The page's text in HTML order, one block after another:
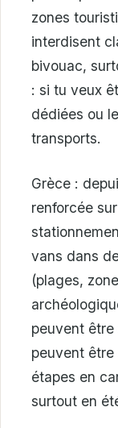
zones
interdisent
bivouac,
: si tu veux
dédiées ou
transports.
Grèce :
renforcée
vans dans
(plages,
peuvent
peuvent être
étapes en
surtout en